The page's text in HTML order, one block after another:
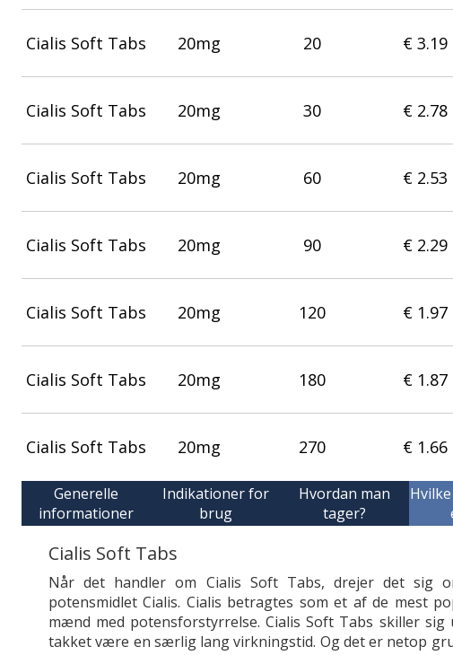
Cialis Soft Tabs 20mg 20 € 3.19
Cialis Soft Tabs 20mg 30 € 2.78
Cialis Soft Tabs 20mg 60 € 2.53
Cialis Soft Tabs 20mg 90 € 2.29
Cialis Soft Tabs 20mg 120 € 1.97
Cialis Soft Tabs 20mg 180 € 1.87
Cialis Soft Tabs 20mg 270 € 1.66
Generelle
informationer
Indikationer for
brug
Hvordan man
tager?
Cialis Soft Tabs
Når det handler om Cialis Soft Tabs, drejer det sig
potensmidlet Cialis. Cialis betragtes som et af de mest
mænd med potensforstyrrelse. Cialis Soft Tabs skiller
takket være en særlig lang virkningstid. Og det er netop